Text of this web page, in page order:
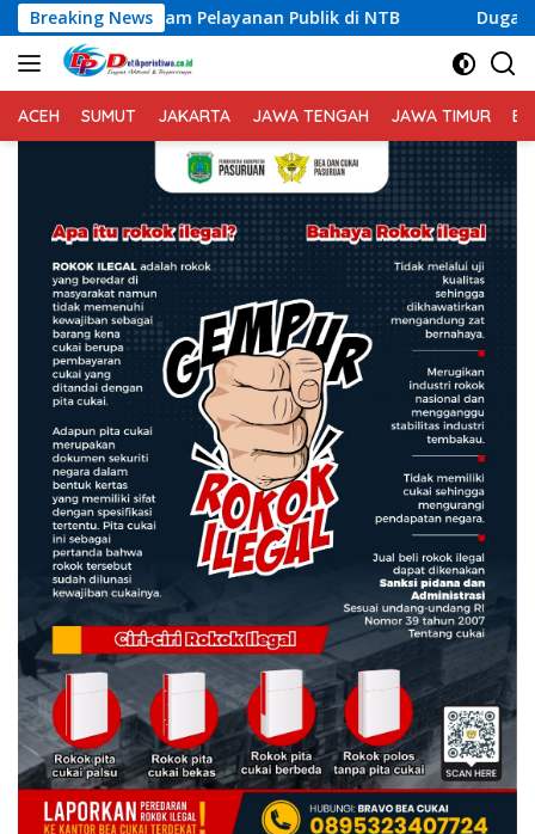
Langsung
ke
konten
Breaking News
Publik di NTB Dugaan Permasalahan Limbah
ACEH SUMUT JAKARTA JAWA TENGAH JAWA TIMUR